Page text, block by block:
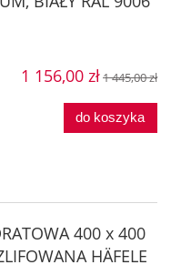
1 156,00 zł1 445,00 zł
do koszyka
400 x 400
HÄFELE